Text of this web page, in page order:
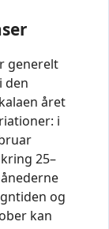
generelt
den
året
i
25–
og
kan